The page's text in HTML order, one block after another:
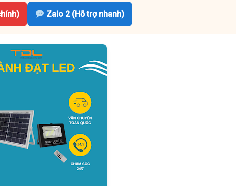
Zalo 2 (Hỗ trợ nhanh)